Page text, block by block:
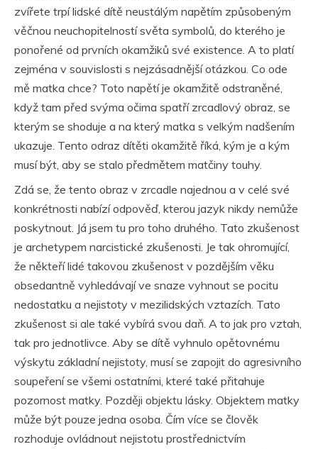
zvířete trpí lidské dítě neustálým napětím způsobeným
věčnou neuchopitelností světa symbolů, do kterého je
ponořené od prvních okamžiků své existence. A to platí
zejména v souvislosti s nejzásadnější otázkou. Co ode
mě matka chce? Toto napětí je okamžitě odstraněné,
když tam před svýma očima spatří zrcadlový obraz, se
kterým se shoduje a na který matka s velkým nadšením
ukazuje. Tento odraz dítěti okamžitě říká, kým je a kým
musí být, aby se stalo předmětem matčiny touhy.
Zdá se, že tento obraz v zrcadle najednou a v celé své
konkrétnosti nabízí odpověď, kterou jazyk nikdy nemůže
poskytnout. Já jsem tu pro toho druhého. Tato zkušenost
je archetypem narcistické zkušenosti. Je tak ohromující,
že někteří lidé takovou zkušenost v pozdějším věku
obsedantně vyhledávají ve snaze vyhnout se pocitu
nedostatku a nejistoty v mezilidských vztazích. Tato
zkušenost si ale také vybírá svou daň. A to jak pro vztah,
tak pro jednotlivce. Aby se dítě vyhnulo opětovnému
výskytu základní nejistoty, musí se zapojit do agresivního
soupeření se všemi ostatními, které také přitahuje
pozornost matky. Později objektu lásky. Objektem matky
může být pouze jedna osoba. Čím více se člověk
rozhoduje ovládnout nejistotu prostřednictvím